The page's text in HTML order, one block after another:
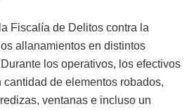
Fiscalía de Delitos contra la
allanamientos en distintos
los operativos, los efectivos
de elementos robados,
ventanas e incluso un